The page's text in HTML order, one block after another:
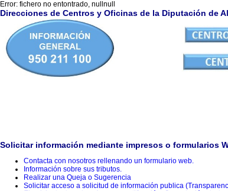
Error: fichero no entontrado, nullnull
Direcciones de Centros y Oficinas de la Diputación de
Solicitar información mediante impresos o formularios
Contacta con nosotros rellenando un formulario web.
Información sobre sus tributos.
Realizar una Queja o Sugerencia
Solicitar acceso a solicitud de información publica